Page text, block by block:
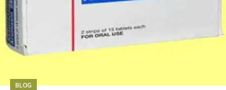
BLOG